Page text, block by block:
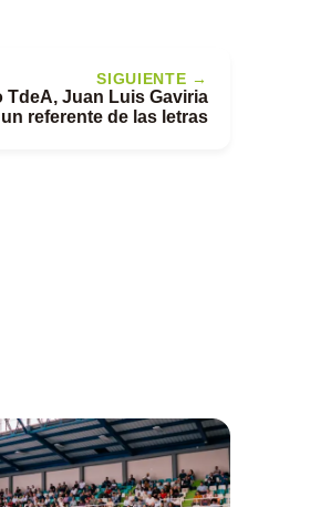
SIGUIENTE →
TdeA, Juan Luis Gaviria
un referente de las letras